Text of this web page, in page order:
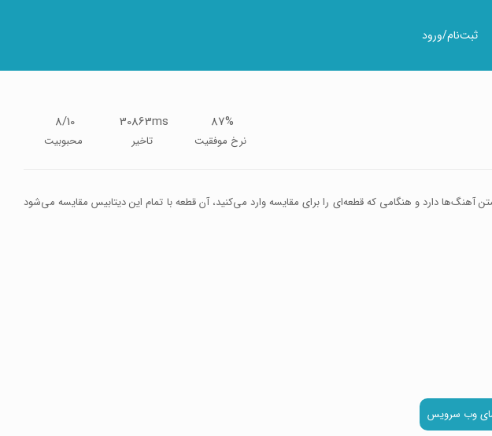
ثبت‌نام/ورود
8/10
محبوبیت
30863ms
تاخیر
87%
نرخ موفقیت
آهنگ‌ها دارد و هنگامی که قطعه‌ای را برای مقایسه وارد می‌کنید، آن قطعه با تمام این دیتابیس مقایسه می‌شود
وب سرویس